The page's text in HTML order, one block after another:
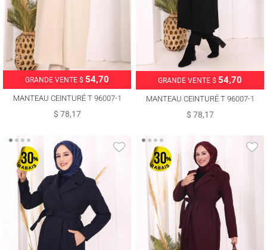
GRANDE VENTE $ 54,70
MANTEAU CEINTURÉ T 96007-1
$ 78,17
GRANDE VENTE $ 54,70
MANTEAU CEINTURÉ T 96007-1
$ 78,17